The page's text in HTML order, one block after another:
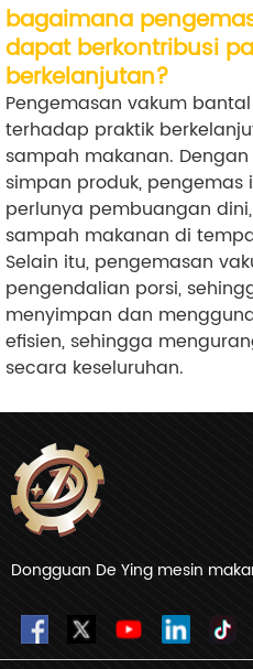
bagaimana
dapat berkontribusi
berkelanjutan?
Pengemasan vakum
terhadap praktik
sampah makanan.
simpan produk, pengemas
perlunya pembuangan
sampah makanan di
Selain itu, pengemasan
pengendalian porsi,
menyimpan dan
efisien, sehingga
secara keseluruhan.
Dongguan De Ying mesin